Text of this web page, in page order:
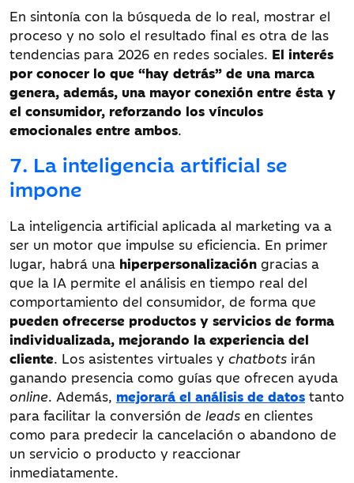
En sintonía con la búsqueda de lo real, mostrar el
proceso y no solo el resultado final es otra de las
tendencias para 2026 en redes sociales. El interés
por conocer lo que “hay detrás” de una marca
genera, además, una mayor conexión entre ésta y
el consumidor, reforzando los vínculos
emocionales entre ambos.
7. La inteligencia artificial se
impone
La inteligencia artificial aplicada al marketing va a
ser un motor que impulse su eficiencia. En primer
lugar, habrá una hiperpersonalización gracias a
que la IA permite el análisis en tiempo real del
comportamiento del consumidor, de forma que
pueden ofrecerse productos y servicios de forma
individualizada, mejorando la experiencia del
cliente. Los asistentes virtuales y chatbots irán
ganando presencia como guías que ofrecen ayuda
online. Además, mejorará el análisis de datos tanto
para facilitar la conversión de leads en clientes
como para predecir la cancelación o abandono de
un servicio o producto y reaccionar
inmediatamente.